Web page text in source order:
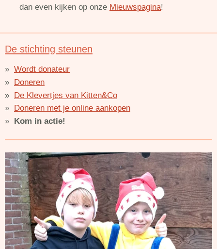
dan even kijken op onze Mieuwspagina!
De stichting steunen
Wordt donateur
Doneren
De Klevertjes van Kitten&Co
Doneren met je online aankopen
Kom in actie!